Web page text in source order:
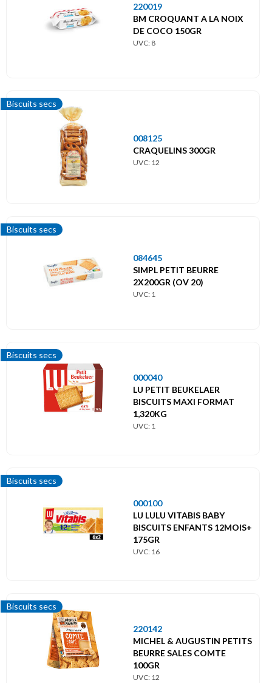
220019
BM CROQUANT A LA NOIX
DE COCO 150GR
UVC: 8
Biscuits secs
008125
CRAQUELINS 300GR
UVC: 12
Biscuits secs
084645
SIMPL PETIT BEURRE
2X200GR (OV 20)
UVC: 1
Biscuits secs
000040
LU PETIT BEUKELAER
BISCUITS MAXI FORMAT
1,320KG
UVC: 1
Biscuits secs
000100
LU LULU VITABIS BABY
BISCUITS ENFANTS 12MOIS+
175GR
UVC: 16
Biscuits secs
220142
MICHEL & AUGUSTIN PETITS
BEURRE SALES COMTE
100GR
UVC: 12